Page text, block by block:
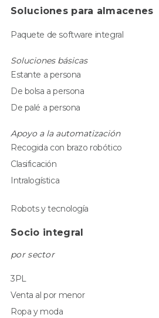
Soluciones para almacenes
Paquete de software integral
Soluciones básicas
Estante a persona
De bolsa a persona
De palé a persona
Apoyo a la automatización
Recogida con brazo robótico
Clasificación
Intralogística
Robots y tecnología
Socio integral
por sector
3PL
Venta al por menor
Ropa y moda